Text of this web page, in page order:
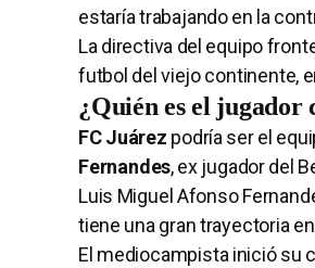
estaría trabajando en la
La directiva del equipo
futbol del viejo continente,
¿Quién es el
FC Juárez podría ser el
Fernandes, ex jugador del
Luis Miguel Afonso
tiene una gran trayectoria
El mediocampista inició su